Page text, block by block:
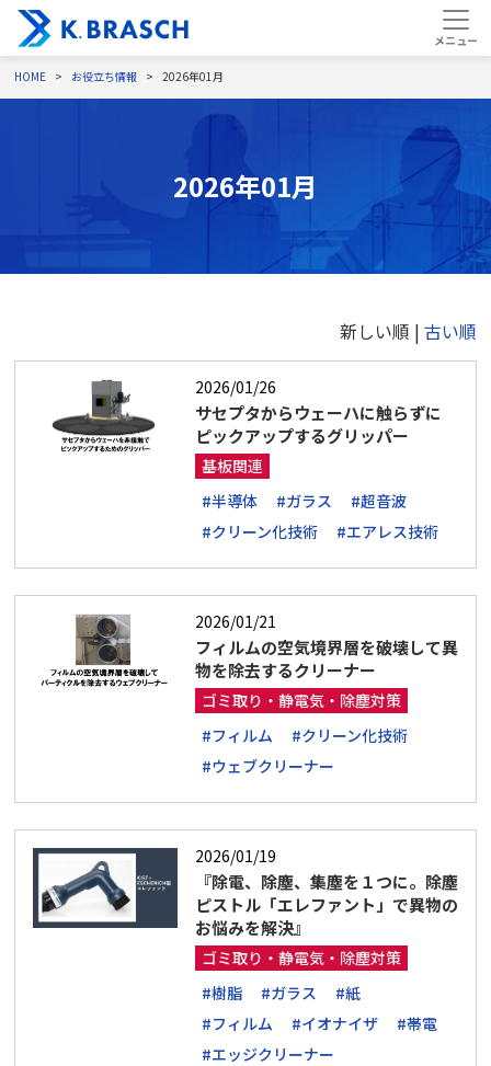
HOME お役立ち情報 2026年01月
2026年01月
新しい順 | 古い順
2026/01/26
サセプタからウェーハに触らずに
ピックアップするグリッパー
基板関連
#半導体
#ガラス
#超音波
#クリーン化技術
#エアレス技術
2026/01/21
フィルムの空気境界層を破壊して異
物を除去するクリーナー
ゴミ取り・静電気・除塵対策
#フィルム
#クリーン化技術
#ウェブクリーナー
2026/01/19
『除電、除塵、集塵を１つに。除塵
ピストル「エレファント」で異物の
お悩みを解決』
ゴミ取り・静電気・除塵対策
#樹脂
#ガラス
#紙
#フィルム
#イオナイザ
#帯電
#エッジクリーナー